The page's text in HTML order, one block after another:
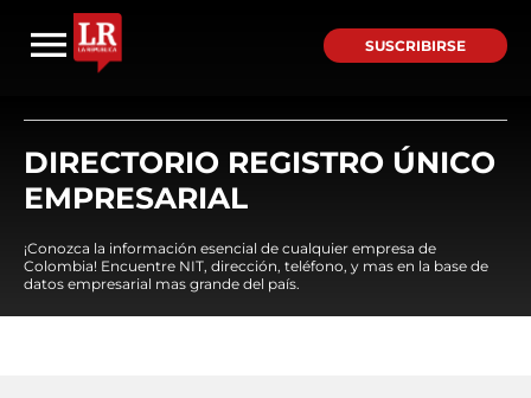
SUSCRIBIRSE
DIRECTORIO REGISTRO ÚNICO
EMPRESARIAL
¡Conozca la información esencial de cualquier empresa de
Colombia! Encuentre NIT, dirección, teléfono, y mas en la base de
datos empresarial mas grande del país.